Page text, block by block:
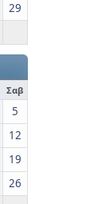
29
Σαβ
5
12
19
26